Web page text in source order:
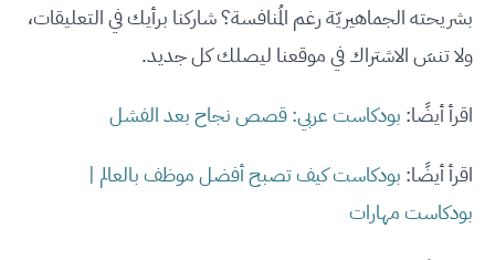
بشريحته الجماهيريّة رغم المُنافسة؟ شاركنا برأيك في التعليقات،
ولا تنسَ الاشتراك في موقعنا ليصلك كل جديد.
اقرأ أيضًا: بودكاست عربي: قصص نجاح بعد الفشل
اقرأ أيضًا: بودكاست كيف تصبح أفضل موظف بالعالم |
بودكاست مهارات